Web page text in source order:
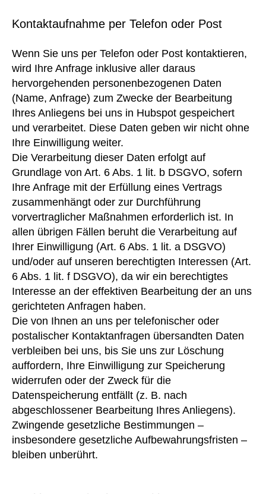
Kontaktaufnahme per Telefon oder Post
Wenn Sie uns per Telefon oder Post kontaktieren,
wird Ihre Anfrage inklusive aller daraus
hervorgehenden personenbezogenen Daten
(Name, Anfrage) zum Zwecke der Bearbeitung
Ihres Anliegens bei uns in Hubspot gespeichert
und verarbeitet. Diese Daten geben wir nicht ohne
Ihre Einwilligung weiter.
Die Verarbeitung dieser Daten erfolgt auf
Grundlage von Art. 6 Abs. 1 lit. b DSGVO, sofern
Ihre Anfrage mit der Erfüllung eines Vertrags
zusammenhängt oder zur Durchführung
vorvertraglicher Maßnahmen erforderlich ist. In
allen übrigen Fällen beruht die Verarbeitung auf
Ihrer Einwilligung (Art. 6 Abs. 1 lit. a DSGVO)
und/oder auf unseren berechtigten Interessen (Art.
6 Abs. 1 lit. f DSGVO), da wir ein berechtigtes
Interesse an der effektiven Bearbeitung der an uns
gerichteten Anfragen haben.
Die von Ihnen an uns per telefonischer oder
postalischer Kontaktanfragen übersandten Daten
verbleiben bei uns, bis Sie uns zur Löschung
auffordern, Ihre Einwilligung zur Speicherung
widerrufen oder der Zweck für die
Datenspeicherung entfällt (z. B. nach
abgeschlossener Bearbeitung Ihres Anliegens).
Zwingende gesetzliche Bestimmungen –
insbesondere gesetzliche Aufbewahrungsfristen –
bleiben unberührt.